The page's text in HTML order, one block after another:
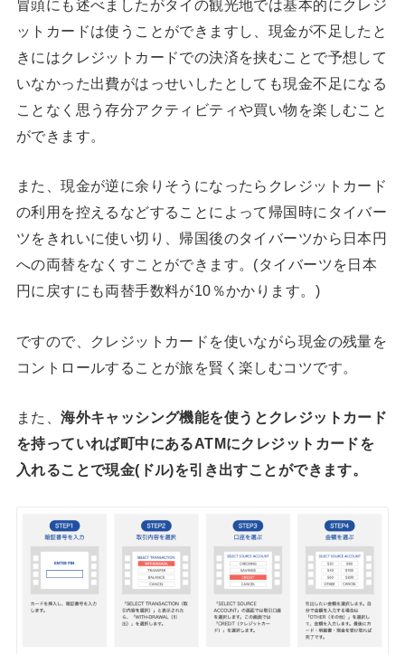
冒頭にも述べましたがタイの観光地では基本的にクレジ
ットカードは使うことができますし、現金が不足したと
きにはクレジットカードでの決済を挟むことで予想して
いなかった出費がはっせいしたとしても現金不足になる
ことなく思う存分アクティビティや買い物を楽しむこと
ができます。
また、現金が逆に余りそうになったらクレジットカード
の利用を控えるなどすることによって帰国時にタイバー
ツをきれいに使い切り、帰国後のタイバーツから日本円
への両替をなくすことができます。(タイバーツを日本
円に戻すにも両替手数料が10％かかります。)
ですので、クレジットカードを使いながら現金の残量を
コントロールすることが旅を賢く楽しむコツです。
また、海外キャッシング機能を使うとクレジットカード
を持っていれば町中にあるATMにクレジットカードを
入れることで現金(ドル)を引き出すことができます。